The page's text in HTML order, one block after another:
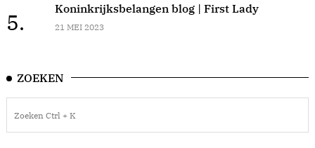
5.
Koninkrijksbelangen blog | First Lady
21 MEI 2023
ZOEKEN